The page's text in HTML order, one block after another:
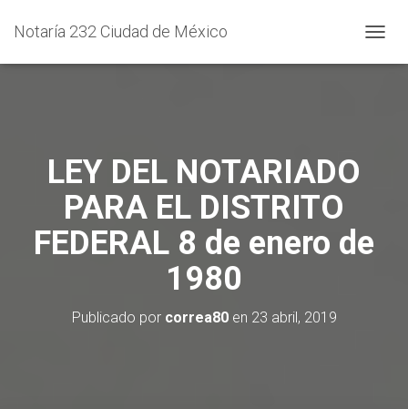
Notaría 232 Ciudad de México
A
LEY DEL NOTARIADO
PARA EL DISTRITO
FEDERAL 8 de enero de
1980
Publicado por correa80en 23 abril, 2019